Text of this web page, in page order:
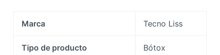
Marca Tecno Liss
Tipo de producto Bótox